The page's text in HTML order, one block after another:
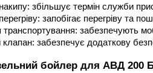
збільшує термін служби
запобігає перегріву та
забезпечують
забезпечує додаткову
бойлер для АВД 200